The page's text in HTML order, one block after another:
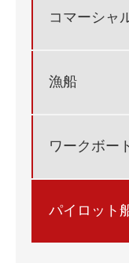
コマーシャ
漁船
ワークボー
パイロット